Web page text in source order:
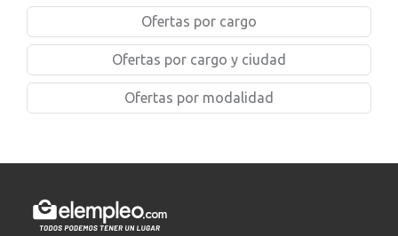
Ofertas por cargo
Ofertas por cargo y ciudad
Ofertas por modalidad